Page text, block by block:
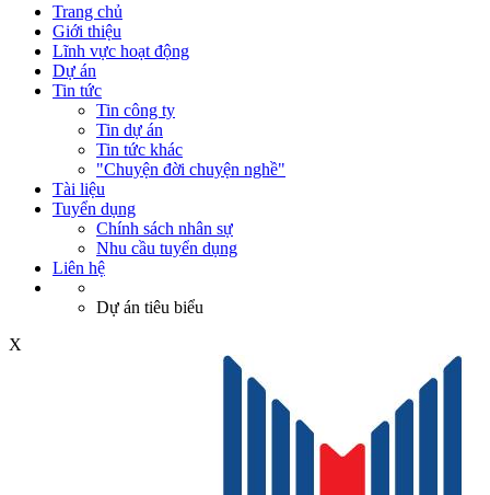
Trang chủ
Giới thiệu
Lĩnh vực hoạt động
Dự án
Tin tức
Tin công ty
Tin dự án
Tin tức khác
"Chuyện đời chuyện nghề"
Tài liệu
Tuyển dụng
Chính sách nhân sự
Nhu cầu tuyển dụng
Liên hệ
Dự án tiêu biểu
X